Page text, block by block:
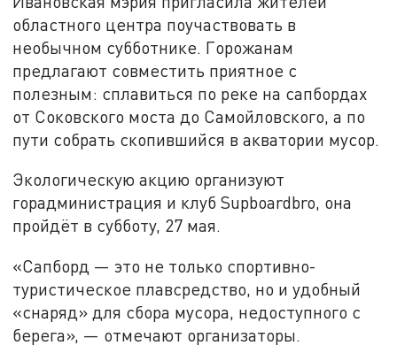
областного центра поучаствовать в
необычном субботнике. Горожанам
предлагают совместить приятное с
полезным: сплавиться по реке на сапбордах
от Соковского моста до Самойловского, а по
пути собрать скопившийся в акватории мусор.
Экологическую акцию организуют
горадминистрация и клуб Supboardbro, она
пройдёт в субботу, 27 мая.
«Сапборд — это не только спортивно-
туристическое плавсредство, но и удобный
«снаряд» для сбора мусора, недоступного с
берега», — отмечают организаторы.